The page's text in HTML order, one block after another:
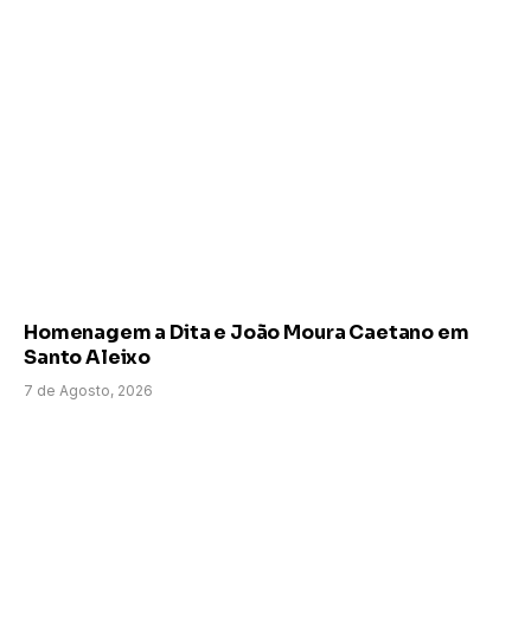
Homenagem a Dita e João Moura Caetano em
Santo Aleixo
7 de Agosto, 2026